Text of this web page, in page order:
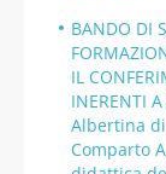
BANDO DI
IL
INERENTI
Albertina
Comparto